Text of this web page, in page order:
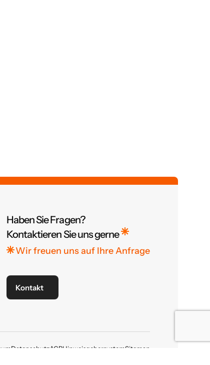
Haben Sie Fragen?
Kontaktieren Sie uns gerne
Wir freuen uns auf Ihre Anfrage
Kontakt
DatenschutzAGBHinweisgebersystemSitemap